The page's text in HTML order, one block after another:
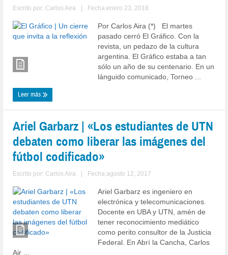
Escrito por: Carlos Aira Fecha:enero 23, 2018
Por Carlos Aira (*) El martes
pasado cerró El Gráfico. Con la
revista, un pedazo de la cultura
argentina. El Gráfico estaba a tan
sólo un año de su centenario. En un
lánguido comunicado, Torneo ...
Leer más
Ariel Garbarz | «Los estudiantes de UTN
debaten como liberar las imágenes del
fútbol codificado»
Escrito por: Carlos Aira Fecha:agosto 12, 2017
Ariel Garbarz es ingeniero en
electrónica y telecomunicaciones.
Docente en UBA y UTN, amén de
tener reconocimiento mediático
como perito consultor de la Justicia
Federal. En Abrí la Cancha, Carlos
Air ...